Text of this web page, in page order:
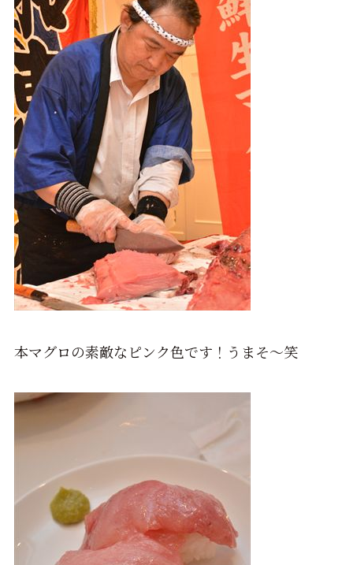
本マグロの素敵なピンク色です！うまそ～笑